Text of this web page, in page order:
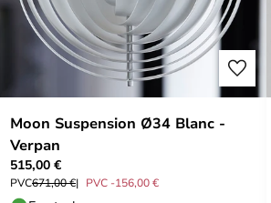
Moon Suspension Ø34 Blanc -
Verpan
515,00 €
PVC671,00 € PVC -156,00 €